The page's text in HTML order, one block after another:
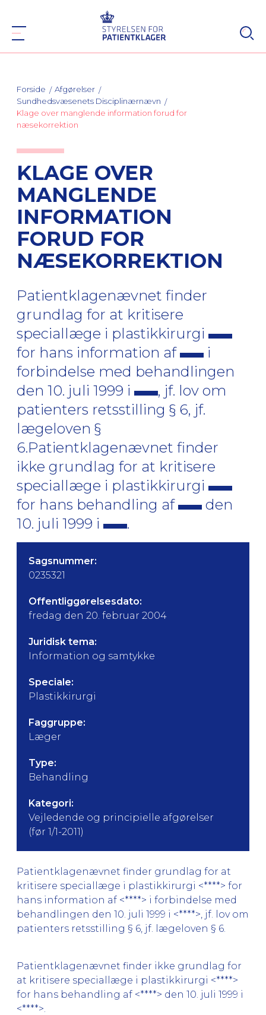
Forside
Afgørelser
Sundhedsvæsenets Disciplinærnævn
Klage over manglende information forud for
næsekorrektion
KLAGE OVER
MANGLENDE
INFORMATION
FORUD FOR
NÆSEKORREKTION
Patientklagenævnet finder
grundlag for at kritisere
speciallæge i plastikkirurgi
for hans information af
i
forbindelse med behandlingen
den 10. juli 1999 i
, jf. lov om
patienters retsstilling § 6, jf.
lægeloven §
6.Patientklagenævnet finder
ikke grundlag for at kritisere
speciallæge i plastikkirurgi
for hans behandling af
den
10. juli 1999 i
.
Sagsnummer:
0235321
Offentliggørelsesdato:
fredag den 20. februar 2004
Juridisk tema:
Information og samtykke
Speciale:
Plastikkirurgi
Faggruppe:
Læger
Type:
Behandling
Kategori:
Vejledende og principielle afgørelser
(før 1/1-2011)
Patientklagenævnet finder grundlag for at
kritisere speciallæge i plastikkirurgi <****> for
hans information af <****> i forbindelse med
behandlingen den 10. juli 1999 i <****>, jf. lov om
patienters retsstilling § 6, jf. lægeloven § 6.
Patientklagenævnet finder ikke grundlag for
at kritisere speciallæge i plastikkirurgi <****>
for hans behandling af <****> den 10. juli 1999 i
<****>.